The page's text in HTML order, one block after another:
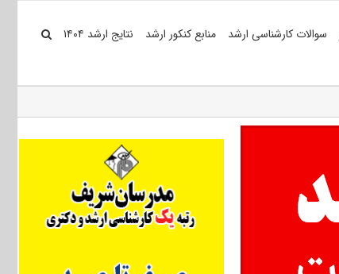
سوالات کارشناسی ارشد منابع کنکور ارشد نتایج ارشد ۱۴۰۴